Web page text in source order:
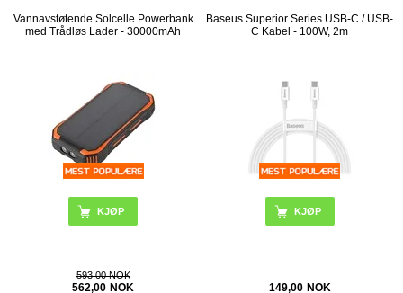
Vannavstøtende Solcelle Powerbank
med Trådløs Lader - 30000mAh
KJØP
593,00 NOK
562,00 NOK
Baseus Superior Series USB-C / USB-
C Kabel - 100W, 2m
KJØP
149,00 NOK